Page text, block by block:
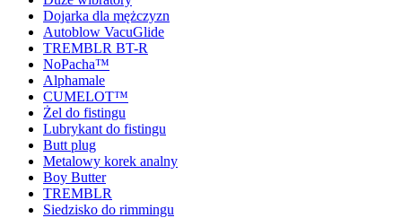
Dojarka dla mężczyzn
Autoblow VacuGlide
TREMBLR BT-R
NoPacha™
Alphamale
CUMELOT™
Żel do fistingu
Lubrykant do fistingu
Butt plug
Metalowy korek analny
Boy Butter
TREMBLR
Siedzisko do rimmingu